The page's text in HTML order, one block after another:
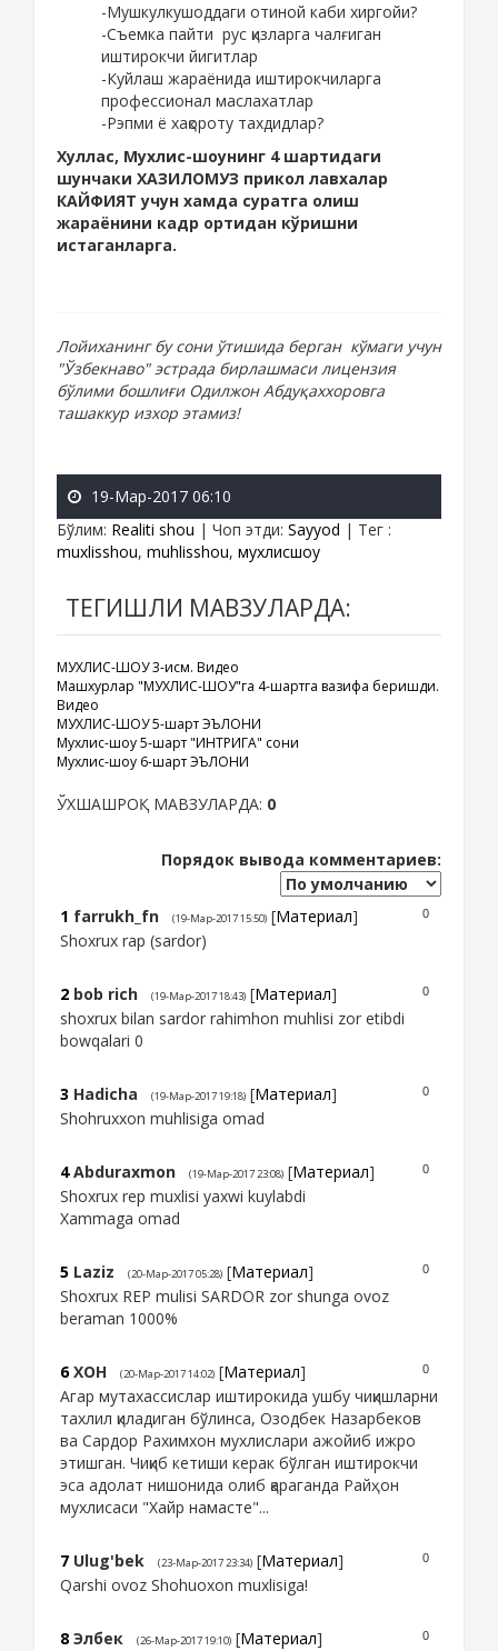
-Мушкулкушоддаги отиной каби хиргойи?
-Съемка пайти рус қизларга чалғиган
иштирокчи йигитлар
-Куйлаш жараёнида иштирокчиларга
профессионал маслахатлар
-Рэпми ё хақороту тахдидлар?
Хуллас, Мухлис-шоунинг 4 шартидаги
шунчаки ХАЗИЛОМУЗ прикол лавхалар
КАЙФИЯТ учун хамда суратга олиш
жараёнини кадр ортидан кўришни
истаганларга.
Лойиханинг бу сони ўтишида берган кўмаги учун
"Ўзбекнаво" эстрада бирлашмаси лицензия
бўлими бошлиғи Одилжон Абдуқаххоровга
ташаккур изхор этамиз!
19-Мар-2017 06:10
Бўлим: Realiti shou | Чоп этди: Sayyod | Тег :
muxlisshou, muhlisshou, мухлисшоу
ТЕГИШЛИ МАВЗУЛАРДА:
МУХЛИС-ШОУ 3-қисм. Видео
Машхурлар "МУХЛИС-ШОУ"га 4-шартга вазифа беришди.
Видео
МУХЛИС-ШОУ 5-шарт ЭЪЛОНИ
Мухлис-шоу 5-шарт "ИНТРИГА" сони
Мухлис-шоу 6-шарт ЭЪЛОНИ
ЎХШАШРОҚ МАВЗУЛАРДА: 0
Порядок вывода комментариев:
0
1 farrukh_fn (19-Мар-2017 15:50) [Материал]
Shoxrux rap (sardor)
0
2 bob rich (19-Мар-2017 18:43) [Материал]
shoxrux bilan sardor rahimhon muhlisi zor etibdi
bowqalari 0
0
3 Hadicha (19-Мар-2017 19:18) [Материал]
Shohruxxon muhlisiga omad
0
4 Abduraxmon (19-Мар-2017 23:08) [Материал]
Shoxrux rep muxlisi yaxwi kuylabdi
Xammaga omad
0
5 Laziz (20-Мар-2017 05:28) [Материал]
Shoxrux REP mulisi SARDOR zor shunga ovoz
beraman 1000%
0
6 ХОН (20-Мар-2017 14:02) [Материал]
Агар мутахассислар иштирокида ушбу чиқишларни
тахлил қиладиган бўлинса, Озодбек Назарбеков
ва Сардор Рахимхон мухлислари ажойиб ижро
этишган. Чиқиб кетиши керак бўлган иштирокчи
эса адолат нишонида олиб қараганда Райҳон
мухлисаси "Хайр намасте"...
0
7 Ulug'bek (23-Мар-2017 23:34) [Материал]
Qarshi ovoz Shohuoxon muxlisiga!
0
8 Элбек (26-Мар-2017 19:10) [Материал]